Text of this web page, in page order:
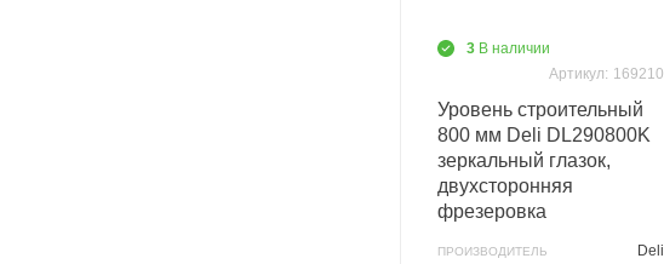
3 В наличии
Артикул: 169210
Уровень строительный
800 мм Deli DL290800K
зеркальный глазок,
двухсторонняя
фрезеровка
ПРОИЗВОДИТЕЛЬ Deli